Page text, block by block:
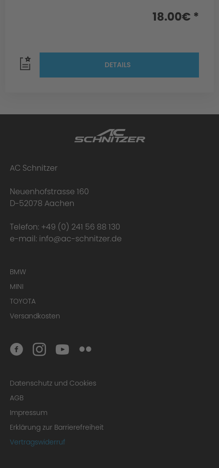
18.00€ *
DETAILS
AC Schnitzer
Neuenhofstrasse 160
D-52078 Aachen
Telefon: +49 (0) 241 56 88 130
e-mail: info@ac-schnitzer.de
BMW
MINI
TOYOTA
Versandkosten
Datenschutz und Cookies
AGB
Impressum
Erklärung zur Barrierefreiheit
Vertragswiderruf